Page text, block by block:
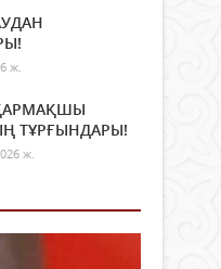
ж.
ТҰРҒЫНДАРЫ!
ж.